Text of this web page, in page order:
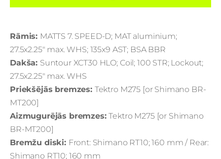
Rāmis: MATTS 7. SPEED-D; MAT aluminium;
27.5x2.25" max. WHS; 135x9 AST; BSA BBR
Dakša: Suntour XCT30 HLO; Coil; 100 STR; Lockout;
27.5x2.25" max. WHS
Priekšējās bremzes: Tektro M275 [or Shimano BR-
MT200]
Aizmugurējās bremzes:Tektro M275 [or Shimano
BR-MT200]
Bremžu diski: Front: Shimano RT10; 160 mm / Rear:
Shimano RT10; 160 mm